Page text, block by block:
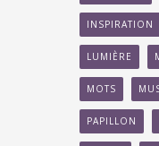
INSPIRATION
LUMIÈRE
MOTS
PAPILLON